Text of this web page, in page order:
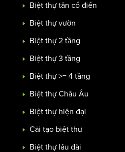
Biệt thự tân cổ điển
Biệt thự vườn
Biệt thự 2 tầng
Biệt thự 3 tầng
Biệt thự >= 4 tầng
Biệt thự Châu Âu
Biệt thự hiện đại
Cải tạo biệt thự
Biệt thự lâu đài